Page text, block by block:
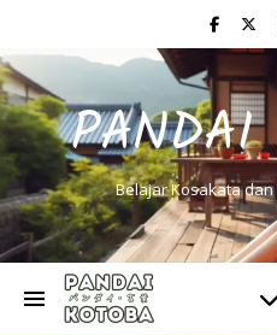
PANDAI
Belajar Kosakata dan